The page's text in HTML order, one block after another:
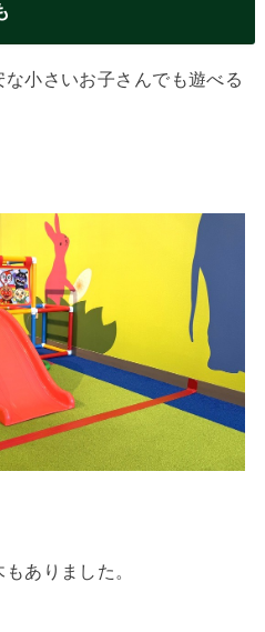
小さいお子さんでも遊べる
ありました。